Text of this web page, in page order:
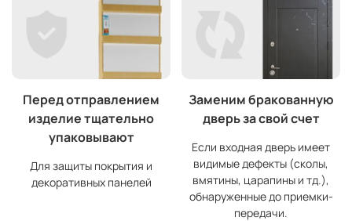
Перед отправлением
изделие тщательно
упаковывают
Для защиты покрытия и
декоративных панелей
Заменим бракованную
дверь за свой счет
Если входная дверь имеет
видимые дефекты (сколы,
вмятины, царапины и тд.),
обнаруженные до приемки-
передачи.